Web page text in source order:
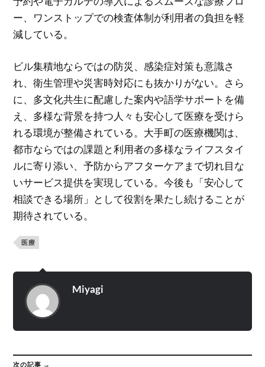
ー、ワンストップでの検査体制が利用者の負担を軽
減している。
ビル集積地ならではの防災、感染症対策も意識さ
れ、衛生管理や災害時対応にも抜かりがない。さら
に、多文化共生に配慮した案内や語学サポートを備
え、多様な背景を持つ人々も安心して医療を受けら
れる環境が整備されている。大手町の医療機関は、
都市ならではの課題と利用者の多様なライフスタイ
ルに寄り添い、予防からアフターケアまで切れ目な
いサービス提供を実現している。今後も「安心して
相談できる場所」として役割を果たし続けることが
期待されている。
医療
Miyagi
次の記事 →